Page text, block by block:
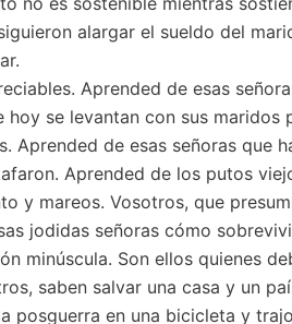
alargar el sueldo del
Aprended de esas
se levantan con sus maridos
Aprended de esas señoras que
Aprended de los putos
y mareos. Vosotros, que
jodidas señoras cómo
minúscula. Son ellos quienes
saben salvar una casa y un
posguerra en una bicicleta y